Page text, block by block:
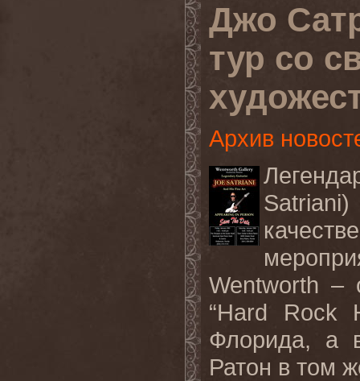
Джо
тур со
Архив
Wentworth –
“Hard Rock
Флорида, а
Ратон в том